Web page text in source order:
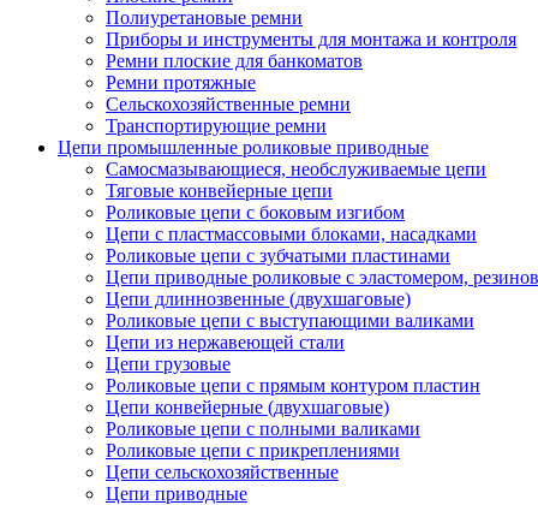
Полиуретановые ремни
Приборы и инструменты для монтажа и контроля
Ремни плоские для банкоматов
Ремни протяжные
Сельскохозяйственные ремни
Транспортирующие ремни
Цепи промышленные роликовые приводные
Самосмазывающиеся, необслуживаемые цепи
Тяговые конвейерные цепи
Роликовые цепи с боковым изгибом
Цепи с пластмассовыми блоками, насадками
Роликовые цепи с зубчатыми пластинами
Цепи приводные роликовые с эластомером,
Цепи длиннозвенные (двухшаговые)
Роликовые цепи с выступающими валиками
Цепи из нержавеющей стали
Цепи грузовые
Роликовые цепи с прямым контуром пластин
Цепи конвейерные (двухшаговые)
Роликовые цепи с полными валиками
Роликовые цепи с прикреплениями
Цепи сельскохозяйственные
Цепи приводные